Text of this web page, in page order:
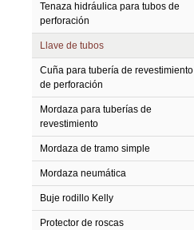
Tenaza hidráulica para tubos de
perforación
Llave de tubos
Cuña para tubería de revestimiento
de perforación
Mordaza para tuberías de
revestimiento
Mordaza de tramo simple
Mordaza neumática
Buje rodillo Kelly
Protector de roscas